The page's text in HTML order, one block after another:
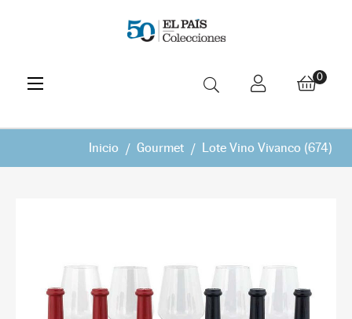
Navegación
de
☰ 0
Inicio Gourmet Lote Vino Vivanco (674)